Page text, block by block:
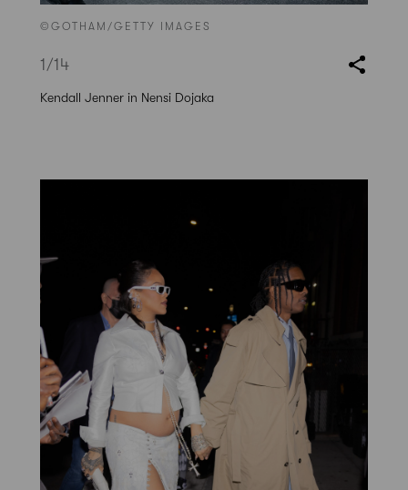
©GOTHAM/GETTY IMAGES
1 /14
Kendall Jenner in Nensi Dojaka